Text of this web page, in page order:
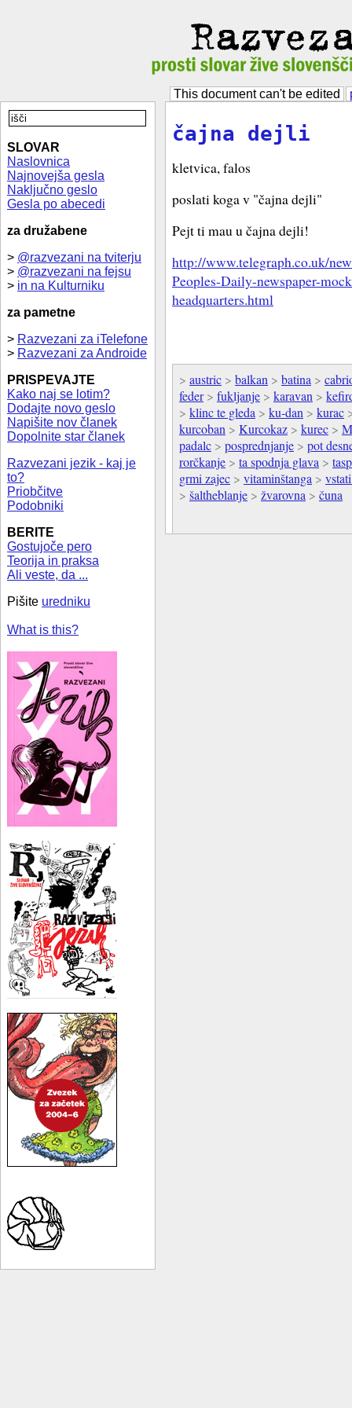
This document can't be edited
SLOVAR
Naslovnica
Najnovejša gesla
Naključno geslo
Gesla po abecedi
za družabene
> @razvezani na tviterju
> @razvezani na fejsu
> in na Kulturniku
za pametne
> Razvezani za iTelefone
> Razvezani za Androide
PRISPEVAJTE
Kako naj se lotim?
Dodajte novo geslo
Napišite nov članek
Dopolnite star članek
Razvezani jezik - kaj je
to?
Priobčitve
Podobniki
BERITE
Gostujoče pero
Teorija in praksa
Ali veste, da ...
Pišite uredniku
What is this?
čajna dejli
kletvica, falos
poslati koga v "čajna dejli"
Pejt ti mau u čajna dejli!
http://www.telegraph.co.uk/
Peoples-Daily-newspaper-
headquarters.html
> austric > balkan > batina >
feder> fukljanje > karavan >
> klinc te gleda > ku-dan > kurac
kurcoban > Kurcokaz > kurec >
padalc > posprednjanje > pot
rorčkanje > ta spodnja glava >
grmi zajec > vitaminštanga >
> šaltheblanje > žvarovna > čuna